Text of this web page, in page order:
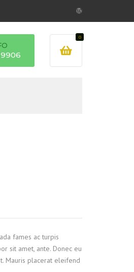
0
fames ac turpis
sit amet, ante. Donec eu
Mauris placerat eleifend